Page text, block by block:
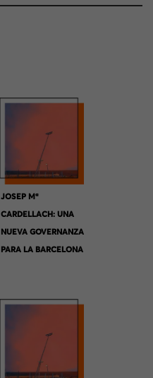
JOSEP Mª
CARDELLACH: UNA
NUEVA GOVERNANZA
PARA LA BARCELONA